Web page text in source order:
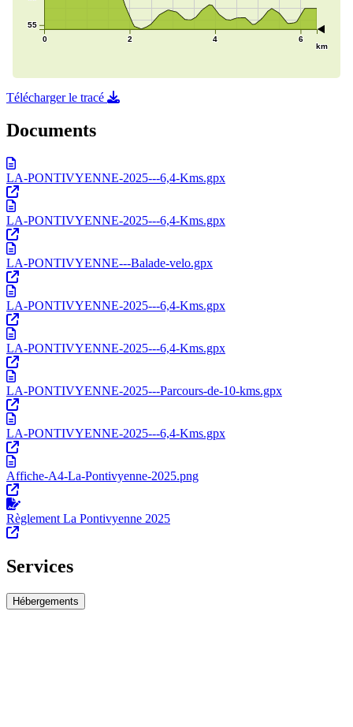
Télécharger le tracé
Documents
LA-PONTIVYENNE-2025---6,4-Kms.gpx
LA-PONTIVYENNE-2025---6,4-Kms.gpx
LA-PONTIVYENNE---Balade-velo.gpx
LA-PONTIVYENNE-2025---6,4-Kms.gpx
LA-PONTIVYENNE-2025---6,4-Kms.gpx
LA-PONTIVYENNE-2025---Parcours-de-10-kms.gpx
LA-PONTIVYENNE-2025---6,4-Kms.gpx
Affiche-A4-La-Pontivyenne-2025.png
Règlement La Pontivyenne 2025
Services
Hébergements